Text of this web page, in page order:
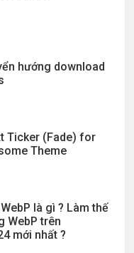
hướng download
Ticker (Fade) for
Theme
là gì ? Làm thế
WebP trên
mới nhất ?